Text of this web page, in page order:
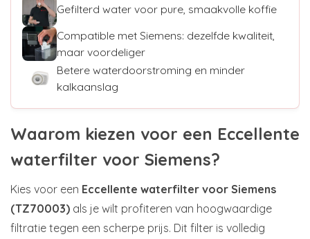
Gefilterd water voor pure, smaakvolle koffie
Compatible met Siemens: dezelfde kwaliteit,
maar voordeliger
Betere waterdoorstroming en minder
kalkaanslag
Waarom kiezen voor een Eccellente
waterfilter voor Siemens?
Kies voor een Eccellente waterfilter voor Siemens
(TZ70003) als je wilt profiteren van hoogwaardige
filtratie tegen een scherpe prijs. Dit filter is volledig